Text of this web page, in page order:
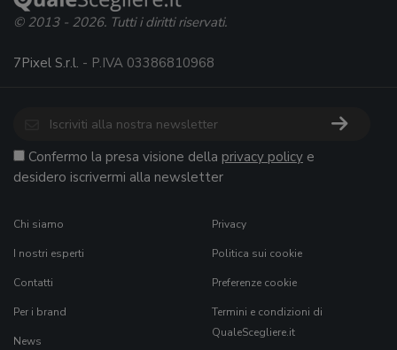
© 2013 - 2026. Tutti i diritti riservati.
7Pixel S.r.l. - P.IVA 03386810968
Confermo la presa visione della privacy policy e
desidero iscrivermi alla newsletter
Chi siamo
I nostri esperti
Contatti
Per i brand
News
Privacy
Politica sui cookie
Preferenze cookie
Termini e condizioni di
QualeScegliere.it